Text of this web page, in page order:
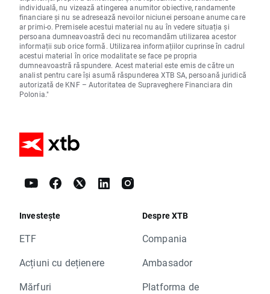
individuală, nu vizează atingerea anumitor obiective, randamente
financiare și nu se adresează nevoilor niciunei persoane anume care
ar primi-o. Premisele acestui material nu au în vedere situația și
persoana dumneavoastră deci nu recomandăm utilizarea acestor
informații sub orice formă. Utilizarea informațiilor cuprinse în cadrul
acestui material în orice modalitate se face pe propria
dumneavoastră răspundere. Acest material este emis de către un
analist pentru care își asumă răspunderea XTB SA, persoană juridică
autorizată de KNF – Autoritatea de Supraveghere Financiara din
Polonia."
Investește
ETF
Acțiuni cu dețienere
Mărfuri
Despre XTB
Compania
Ambasador
Platforma de